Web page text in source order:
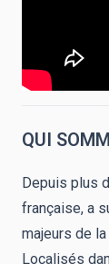
QUI
Depuis plus
française, a
majeurs de
Localisés